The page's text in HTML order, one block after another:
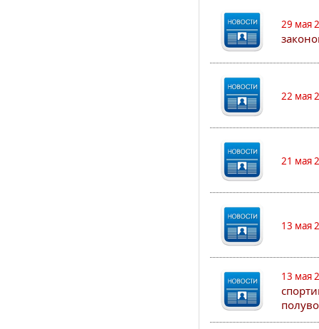
29 мая
22 мая
21 мая
13 мая
13 мая